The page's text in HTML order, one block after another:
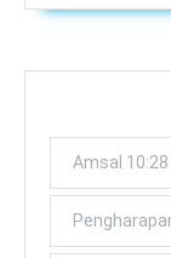
Amsal 10:28